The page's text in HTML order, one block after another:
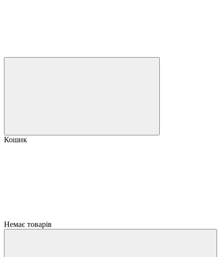
Кошик
Немає товарів